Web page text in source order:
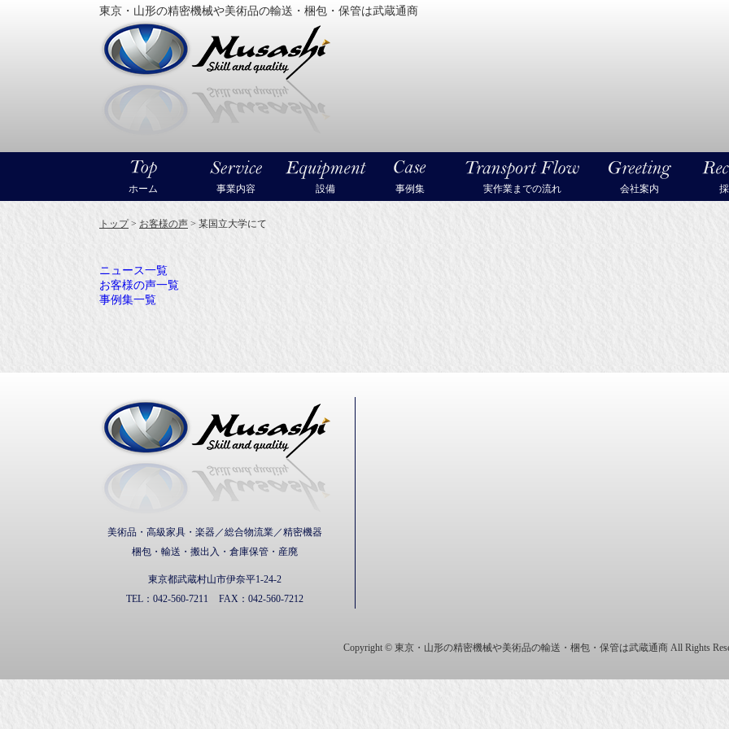
東京・山形の精密機械や美術品の輸送・梱包・保管は武蔵通商
ホーム 事業内容 設備 事例集 実作業までの流れ 会社案内
トップ> お客様の声 > 某国立大学にて
ニュース一覧
お客様の声一覧
事例集一覧
美術品・高級家具・楽器／総合物流業／精密機器
梱包・輸送・搬出入・倉庫保管・産廃
東京都武蔵村山市伊奈平1-24-2
TEL： 042-560-7211 FAX： 042-560-7212
Copyright © 東京・山形の精密機械や美術品の輸送・梱包・保管は武蔵通商 All Rights